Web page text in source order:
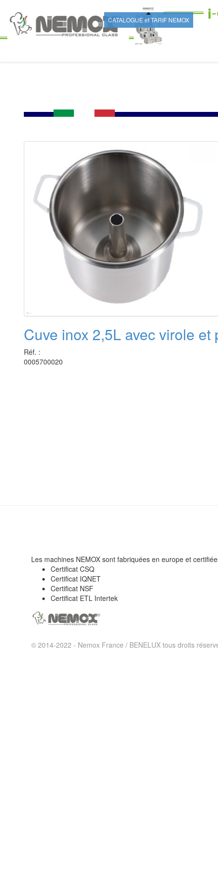
CATALOGUE et TARIF NEMOX
Cuve inox 2,5L avec virole
Réf. :
0005700020
Les machines NEMOX sont fabriquées en europe et
Certificat CSQ
Certificat IQNET
Certificat NSF
Certificat ETL Intertek
© 2014-2022 - Nemox France / BENELUX tous droits